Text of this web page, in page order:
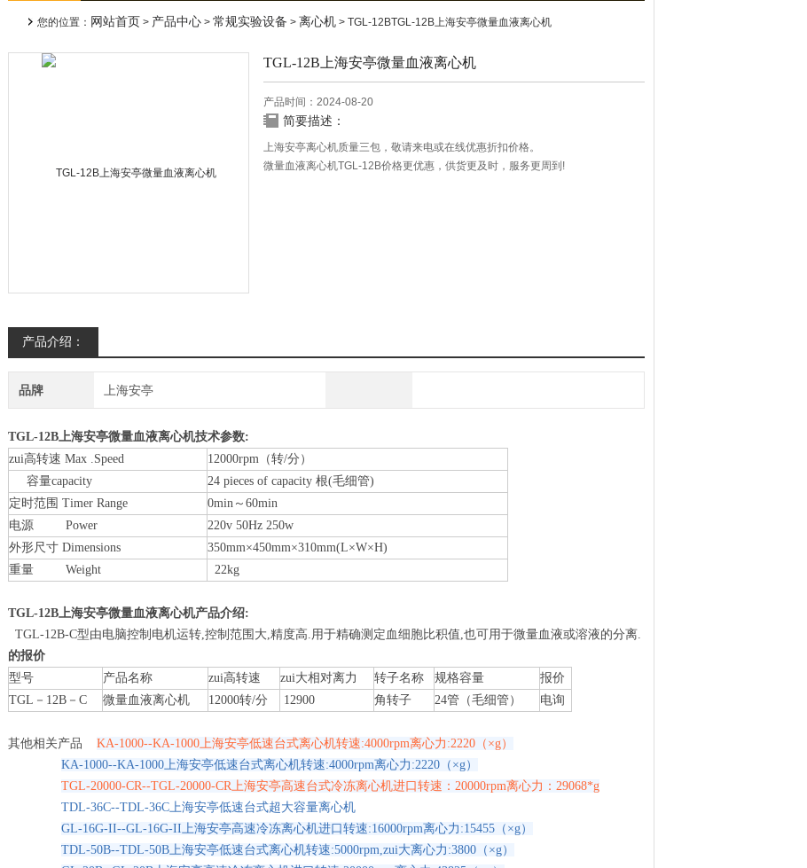
您的位置： 网站首页 > 产品中心 > 常规实验设备 > 离心机 > TGL-12BTGL-12B上海安亭微量血液离心机
TGL-12B上海安亭微量血液离心机
产品时间：2024-08-20
简要描述：
上海安亭离心机质量三包，敬请来电或在线优惠折扣价格。
微量血液离心机TGL-12B价格更优惠，供货更及时，服务更周到!
产品介绍：
品牌 上海安亭
TGL-12B上海安亭微量血液离心机技术参数:
zui高转速 Max .Speed
12000rpm（转/分）
容量capacity
24 pieces of capacity 根(毛细管)
定时范围 Timer Range
0min～60min
电源 Power
220v 50Hz 250w
外形尺寸 Dimensions
350mm×450mm×310mm(L×W×H)
重量 Weight
22kg
TGL-12B上海安亭微量血液离心机产品介绍:
TGL-12B-C型由电脑控制电机运转,控制范围大,精度高.用于精确测定血细胞比积值,也可用于微量血液或溶液的分离.
的报价
型号
产品名称 zui高转速 zui大相对离力 转子名称 规格容量
报价
TGL－12B－C
微量血液离心机 12000转/分 12900 角转子 24管（毛细管） 电询
其他相关产品 KA-1000--KA-1000上海安亭低速台式离心机转速:4000rpm离心力:2220（×g）
KA-1000--KA-1000上海安亭低速台式离心机转速:4000rpm离心力:2220（×g）
TGL-20000-CR--TGL-20000-CR上海安亭高速台式冷冻离心机进口转速：20000rpm离心力：29068*g
TDL-36C--TDL-36C上海安亭低速台式超大容量离心机
GL-16G-II--GL-16G-II上海安亭高速冷冻离心机进口转速:16000rpm离心力:15455（×g）
TDL-50B--TDL-50B上海安亭低速台式离心机转速:5000rpm,zui大离心力:3800（×g）